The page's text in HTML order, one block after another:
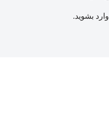
وارد بشوید.